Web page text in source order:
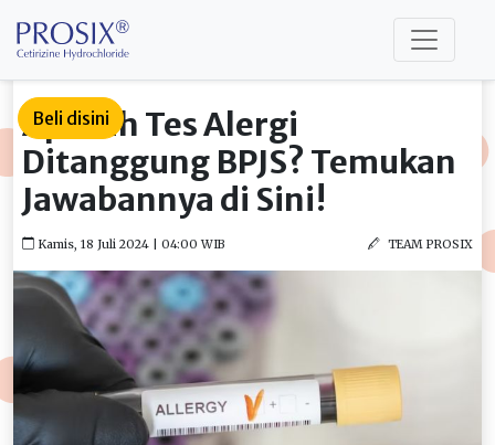
Beli disini
Apakah Tes Alergi
Ditanggung BPJS? Temukan
Jawabannya di Sini!
Kamis, 18 Juli 2024 | 04:00 WIB TEAM PROSIX